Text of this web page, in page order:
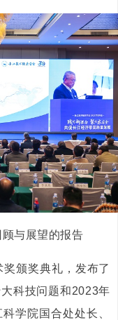
与展望的报告
颁奖典礼，发布了
科技问题和2023年
学院国合处处长、